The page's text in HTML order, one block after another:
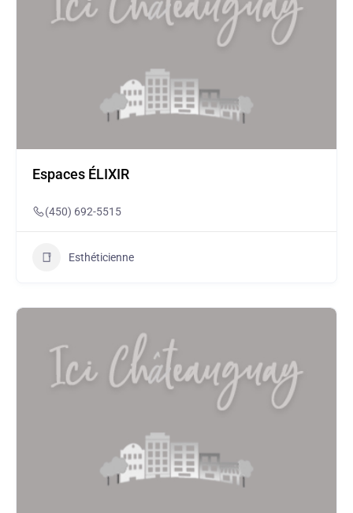
Espaces ÉLIXIR
(450) 692-5515
Esthéticienne